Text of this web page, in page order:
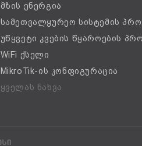
მზის ენერგია
სამეთვალყურეო სისტემის
უწყვეტი კვების წყაროების
WiFi ქსელი
MikroTik-ის კონფიგურაცია
ყველას ნახვა